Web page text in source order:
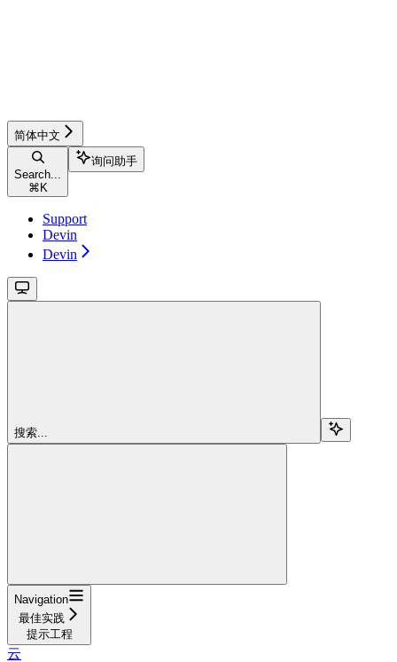
简体中文
Search...
⌘ K
询问助手
Support
Devin
Devin
搜索...
Navigation
最佳实践
提示工程
云